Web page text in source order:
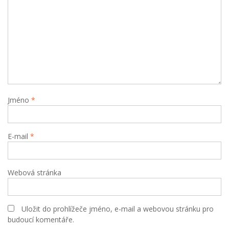
Jméno *
E-mail *
Webová stránka
Uložit do prohlížeče jméno, e-mail a webovou stránku pro
budoucí komentáře.